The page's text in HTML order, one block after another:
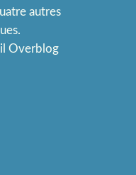
autres
Overblog